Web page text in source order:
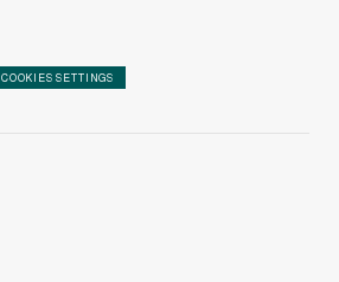
COOKIES SETTINGS